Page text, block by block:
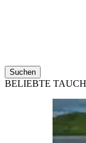
Suchen
BELIEBTE